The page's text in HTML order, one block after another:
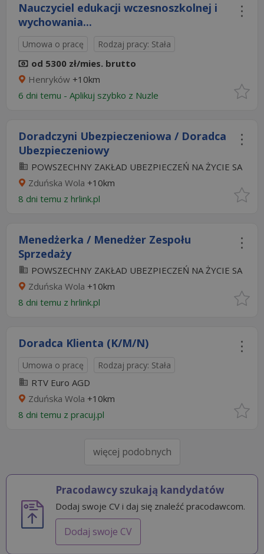
Nauczyciel edukacji wczesnoszkolnej i
wychowania...
Umowa o pracę Rodzaj pracy: Stała
od 5300 zł/mies. brutto
Henryków +10km
6 dni temu - Aplikuj szybko z Nuzle
Doradczyni Ubezpieczeniowa / Doradca
Ubezpieczeniowy
POWSZECHNY ZAKŁAD UBEZPIECZEŃ NA ŻYCIE SA
Zduńska Wola +10km
8 dni temu z hrlink.pl
Menedżerka / Menedżer Zespołu
Sprzedaży
POWSZECHNY ZAKŁAD UBEZPIECZEŃ NA ŻYCIE SA
Zduńska Wola +10km
8 dni temu z hrlink.pl
Doradca Klienta (K/M/N)
Umowa o pracę Rodzaj pracy: Stała
RTV Euro AGD
Zduńska Wola +10km
8 dni temu z pracuj.pl
więcej podobnych
Pracodawcy szukają kandydatów
Dodaj swoje CV i daj się znaleźć pracodawcom.
Dodaj swoje CV